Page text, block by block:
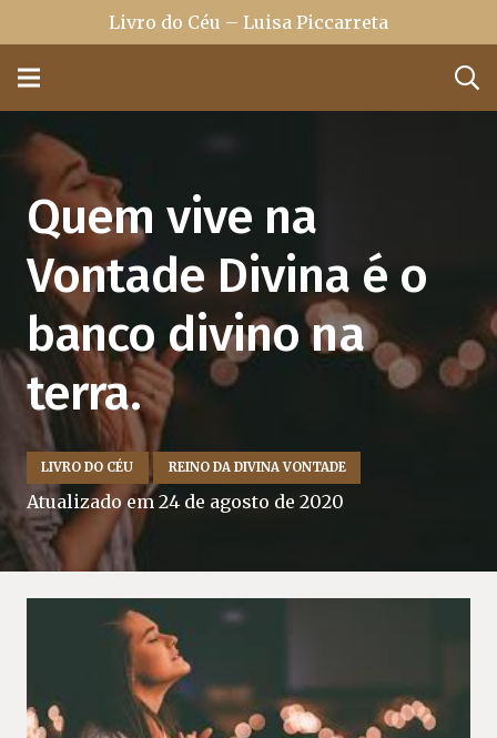
Livro do Céu – Luisa Piccarreta
Quem vive na
Vontade Divina é o
banco divino na
terra.
LIVRO DO CÉU REINO DA DIVINA VONTADE
Atualizado em 24 de agosto de 2020